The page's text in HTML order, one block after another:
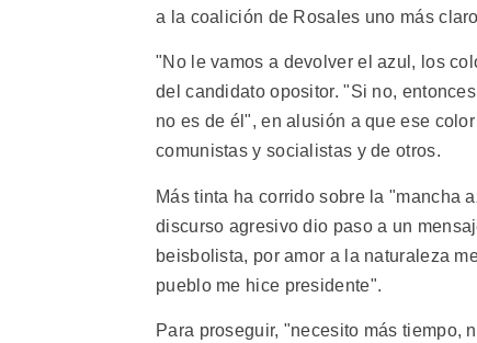
a la coalición de Rosales uno más
"No le vamos a devolver el azul, los
del candidato opositor. "Si no,
no es de él", en alusión a que ese
comunistas y socialistas y de otros.
Más tinta ha corrido sobre la "mancha
discurso agresivo dio paso a un
beisbolista, por amor a la naturaleza
pueblo me hice presidente".
Para proseguir, "necesito más tiempo,